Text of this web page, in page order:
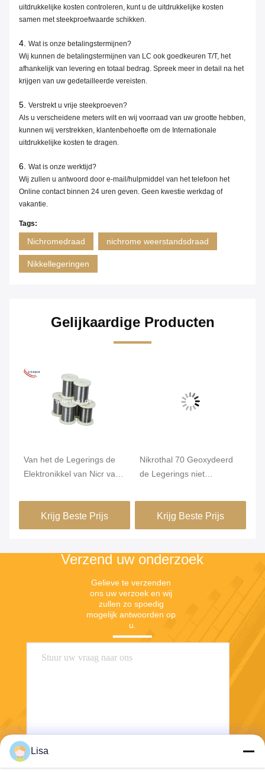
uitdrukkelijke kosten controleren, kunt u de uitdrukkelijke kosten
samen met steekproefwaarde schikken.
4. Wat is onze betalingstermijnen?
Wij kunnen de betalingstermijnen van LC ook goedkeuren T/T, het
afhankelijk van levering en totaal bedrag. Spreek meer in detail na het
krijgen van uw gedetailleerde vereisten.
5. Verstrekt u vrije steekproeven?
Als u verscheidene meters wilt en wij voorraad van uw grootte hebben,
kunnen wij verstrekken, klantenbehoefte om de Internationale
uitdrukkelijke kosten te dragen.
6. Wat is onze werktijd?
Wij zullen u antwoord door e-mail/hulpmiddel van het telefoon het
Online contact binnen 24 uren geven. Geen kwestie werkdag of
vakantie.
Tags:
Nichromedraad nichrome weerstandsdraad
Nikkellegeringen
Gelijkaardige Producten
Van het de Legerings de
Elektronikkel van Nicr van
Draad van Chrome
Krijg Beste Prijs
Nikrothal 70 Geoxydeerd
de Legerings niet
Nikkelchrome Onthard
Krijg Beste Prijs
Verzend uw onderzoek
Gelieve te verzenden
ons uw verzoek en wij
zullen zo spoedig
mogelijk antwoorden op
u.
Lisa